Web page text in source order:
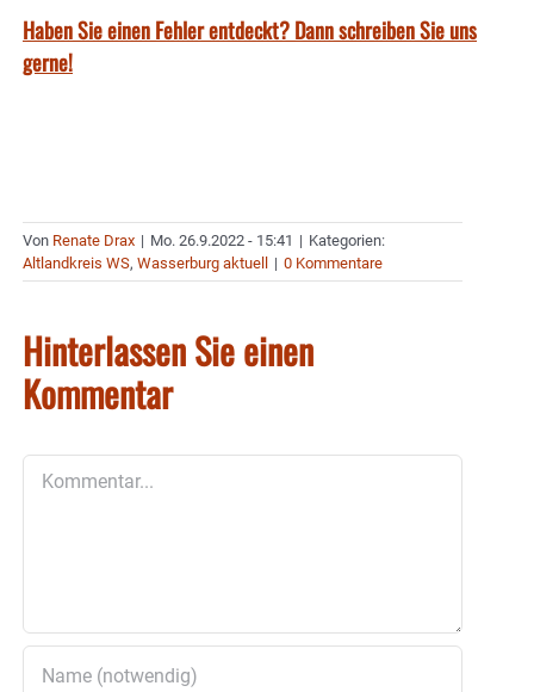
Haben Sie einen Fehler entdeckt? Dann schreiben Sie uns
gerne!
Von Renate Drax | Mo. 26.9.2022 - 15:41 | Kategorien:
Altlandkreis WS, Wasserburg aktuell | 0 Kommentare
Hinterlassen Sie einen
Kommentar